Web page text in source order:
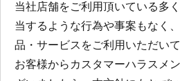
当社店舗をご利用頂いている多
当するような行為や事案もなく
品・サービスをご利用いただい
お客様からカスタマーハラスメ